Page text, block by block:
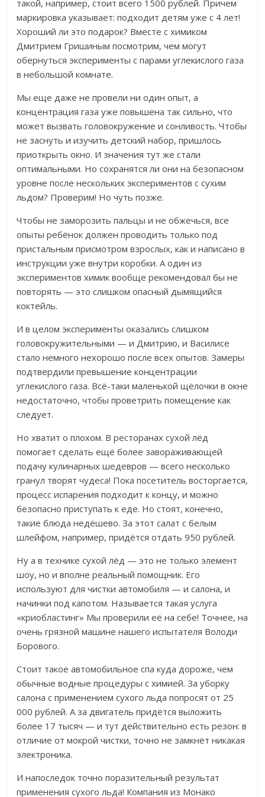
такой, например, стоит всего 1500 рублей. Причем
маркировка указывает: подходит детям уже с 4 лет!
Хороший ли это подарок? Вместе с химиком
Дмитрием Гришиным посмотрим, чем могут
обернуться эксперименты с парами углекислого газа
в небольшой комнате.
Мы еще даже не провели ни один опыт, а
концентрация газа уже повышена так сильно, что
может вызвать головокружение и сонливость. Чтобы
не заснуть и изучить детский набор, пришлось
приоткрыть окно. И значения тут же стали
оптимальными. Но сохранятся ли они на безопасном
уровне после нескольких экспериментов с сухим
льдом? Проверим! Но чуть позже.
Чтобы не заморозить пальцы и не обжечься, все
опыты ребёнок должен проводить только под
пристальным присмотром взрослых, как и написано в
инструкции уже внутри коробки. А один из
экспериментов химик вообще рекомендовал бы не
повторять — это слишком опасный дымящийся
коктейль.
И в целом эксперименты оказались слишком
головокружительными — и Дмитрию, и Василисе
стало немного нехорошо после всех опытов. Замеры
подтвердили превышение концентрации
углекислого газа. Всё-таки маленькой щёлочки в окне
недостаточно, чтобы проветрить помещение как
следует.
Но хватит о плохом. В ресторанах сухой лёд
помогает сделать ещё более завораживающей
подачу кулинарных шедевров — всего несколько
гранул творят чудеса! Пока посетитель восторгается,
процесс испарения подходит к концу, и можно
безопасно приступать к еде. Но стоят, конечно,
такие блюда недёшево. За этот салат с белым
шлейфом, например, придётся отдать 950 рублей.
Ну а в технике сухой лёд — это не только элемент
шоу, но и вполне реальный помощник. Его
используют для чистки автомобиля — и салона, и
начинки под капотом. Называется такая услуга
«криобластинг» Мы проверили её на себе! Точнее, на
очень грязной машине нашего испытателя Володи
Борового.
Стоит такое автомобильное спа куда дороже, чем
обычные водные процедуры с химией. За уборку
салона с применением сухого льда попросят от 25
000 рублей. А за двигатель придётся выложить
более 17 тысяч — и тут действительно есть резон: в
отличие от мокрой чистки, точно не замкнёт никакая
электроника.
И напоследок точно поразительный результат
применения сухого льда! Компания из Монако